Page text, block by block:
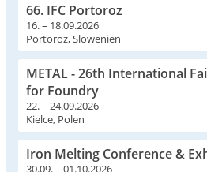
66. IFC Portoroz
16. – 18.09.2026
Portoroz, Slowenien
METAL - 26th International
for Foundry
22. – 24.09.2026
Kielce, Polen
Iron Melting Conference &
30.09. – 01.10.2026